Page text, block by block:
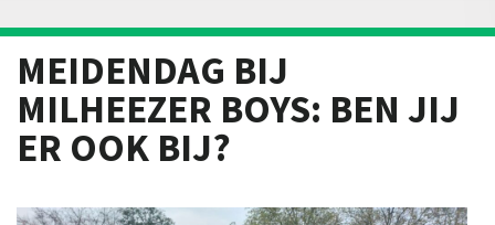
MEIDENDAG BIJ
MILHEEZER BOYS: BEN JIJ
ER OOK BIJ?